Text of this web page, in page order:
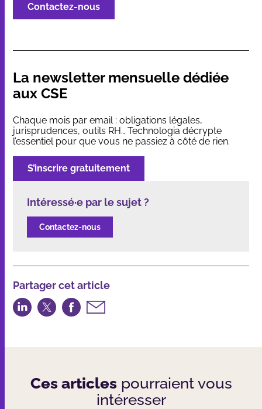
Contactez-nous
La newsletter mensuelle dédiée
aux CSE
Chaque mois par email : obligations légales,
jurisprudences, outils RH… Technologia décrypte
l’essentiel pour que vous ne passiez à côté de rien.
S’inscrire gratuitement
Intéressé·e par le sujet ?
Contactez-nous
Partager cet article
Partager
sur
Partager
sur
Partager
sur
par
Ces articlespourraient vous
intéresser